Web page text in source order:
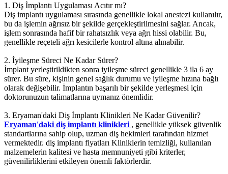
1. Diş İmplantı Uygulaması Acıtır mı?
Diş implantı uygulaması sırasında genellikle lokal anestezi kullanılır,
bu da işlemin ağrısız bir şekilde gerçekleştirilmesini sağlar. Ancak,
işlem sonrasında hafif bir rahatsızlık veya ağrı hissi olabilir. Bu,
genellikle reçeteli ağrı kesicilerle kontrol altına alınabilir.
2. İyileşme Süreci Ne Kadar Sürer?
İmplant yerleştirildikten sonra iyileşme süreci genellikle 3 ila 6 ay
sürer. Bu süre, kişinin genel sağlık durumu ve iyileşme hızına bağlı
olarak değişebilir. İmplantın başarılı bir şekilde yerleşmesi için
doktorunuzun talimatlarına uymanız önemlidir.
3. Eryaman'daki Diş İmplantı Klinikleri Ne Kadar Güvenilir?
Eryaman'daki diş implantı klinikleri , genellikle yüksek güvenlik
standartlarına sahip olup, uzman diş hekimleri tarafından hizmet
vermektedir. diş implantı fiyatları Kliniklerin temizliği, kullanılan
malzemelerin kalitesi ve hasta memnuniyeti gibi kriterler,
güvenilirliklerini etkileyen önemli faktörlerdir.